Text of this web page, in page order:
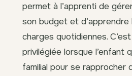
permet à l’apprenti de
son budget et d’apprendre
charges quotidiennes.
privilégiée lorsque l’enfant
familial pour se rapprocher